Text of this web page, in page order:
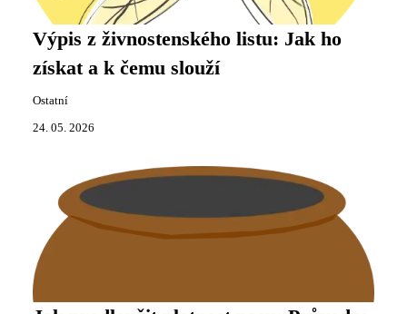
Výpis z živnostenského listu: Jak ho
získat a k čemu slouží
Ostatní
24. 05. 2026